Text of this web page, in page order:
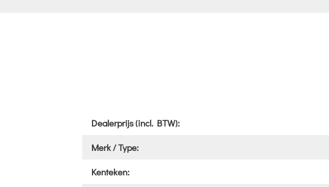
Dealerprijs (incl. BTW):
Merk / Type:
Kenteken: